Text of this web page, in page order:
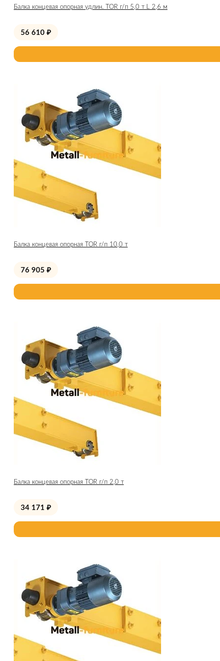
Балка концевая опорная удлин. TOR г/п 5,0 т L 2,6 м
56 610 ₽
Балка концевая опорная TOR г/п 10,0 т
76 905 ₽
Балка концевая опорная TOR г/п 2,0 т
34 171 ₽